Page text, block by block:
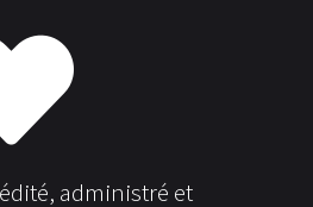
administré et